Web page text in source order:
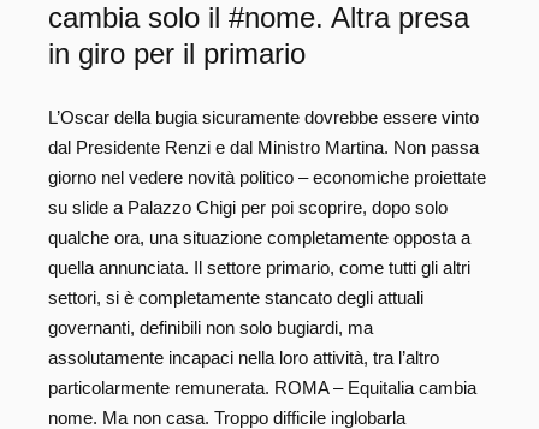
cambia solo il #nome. Altra presa
in giro per il primario
L’Oscar della bugia sicuramente dovrebbe essere vinto
dal Presidente Renzi e dal Ministro Martina. Non passa
giorno nel vedere novità politico – economiche proiettate
su slide a Palazzo Chigi per poi scoprire, dopo solo
qualche ora, una situazione completamente opposta a
quella annunciata. Il settore primario, come tutti gli altri
settori, si è completamente stancato degli attuali
governanti, definibili non solo bugiardi, ma
assolutamente incapaci nella loro attività, tra l’altro
particolarmente remunerata. ROMA – Equitalia cambia
nome. Ma non casa. Troppo difficile inglobarla